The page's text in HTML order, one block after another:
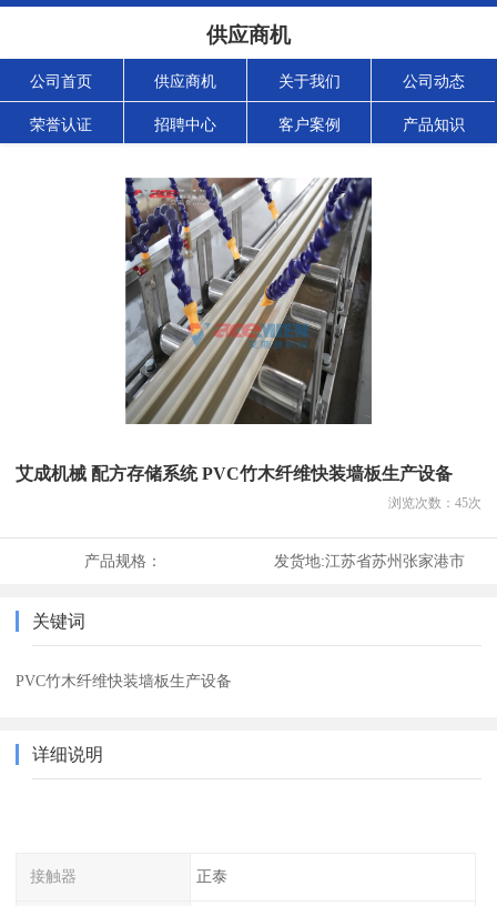
供应商机
公司首页 供应商机 关于我们 公司动态
荣誉认证 招聘中心 客户案例 产品知识
艾成机械 配方存储系统 PVC竹木纤维快装墙板生产设备
浏览次数： 45次
产品规格： 发货地:江苏省苏州张家港市
关键词
PVC竹木纤维快装墙板生产设备
详细说明
接触器 正泰